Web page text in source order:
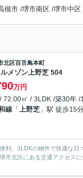
槻市 /堺市南区 /堺市中区
北区百舌鳥本町
メゾン上野芝 504
万円
72.00㎡ / 3LDK /築30年 /
線 「 上野芝 」駅 徒歩15
利。3LDKの物件で快適な
市北区にある交通アクセス